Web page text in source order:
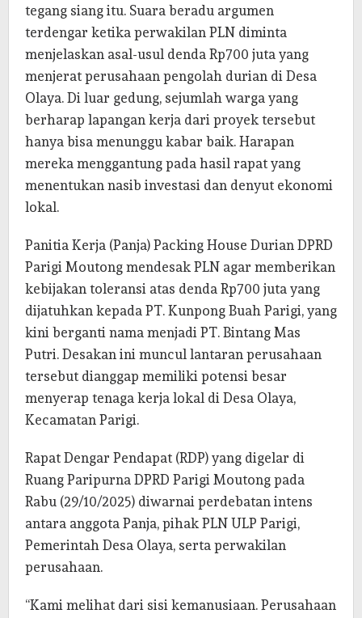
tegang siang itu. Suara beradu argumen
terdengar ketika perwakilan PLN diminta
menjelaskan asal-usul denda Rp700 juta yang
menjerat perusahaan pengolah durian di Desa
Olaya. Di luar gedung, sejumlah warga yang
berharap lapangan kerja dari proyek tersebut
hanya bisa menunggu kabar baik. Harapan
mereka menggantung pada hasil rapat yang
menentukan nasib investasi dan denyut ekonomi
lokal.
Panitia Kerja (Panja) Packing House Durian DPRD
Parigi Moutong mendesak PLN agar memberikan
kebijakan toleransi atas denda Rp700 juta yang
dijatuhkan kepada PT. Kunpong Buah Parigi, yang
kini berganti nama menjadi PT. Bintang Mas
Putri. Desakan ini muncul lantaran perusahaan
tersebut dianggap memiliki potensi besar
menyerap tenaga kerja lokal di Desa Olaya,
Kecamatan Parigi.
Rapat Dengar Pendapat (RDP) yang digelar di
Ruang Paripurna DPRD Parigi Moutong pada
Rabu (29/10/2025) diwarnai perdebatan intens
antara anggota Panja, pihak PLN ULP Parigi,
Pemerintah Desa Olaya, serta perwakilan
perusahaan.
“Kami melihat dari sisi kemanusiaan. Perusahaan